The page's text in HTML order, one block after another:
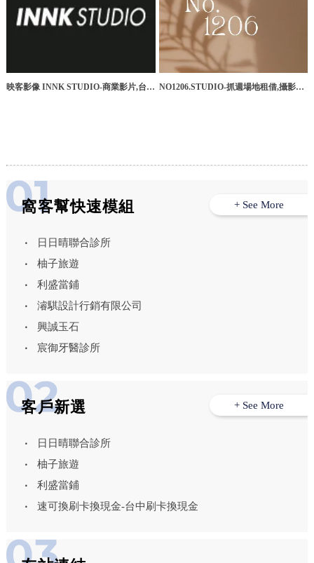
映客影像 INNK STUDIO-商業影片,台北 NO1206.STUDIO-抓週場地租借,攝影棚
窩客幫快速模組
日日晴聯合診所
柚子旅遊
利盛當鋪
濬騏設計行銷有限公司
興誠玉石
宸御牙醫診所
+ See More
客戶新選
日日晴聯合診所
柚子旅遊
利盛當鋪
速可換刷卡換現金-台中刷卡換現金
+ See More